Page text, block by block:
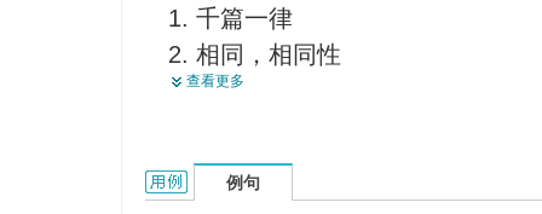
千篇一律
相同，相同性
酷似
同一性
相象
查看更多
sameness的用法和样例：
例句